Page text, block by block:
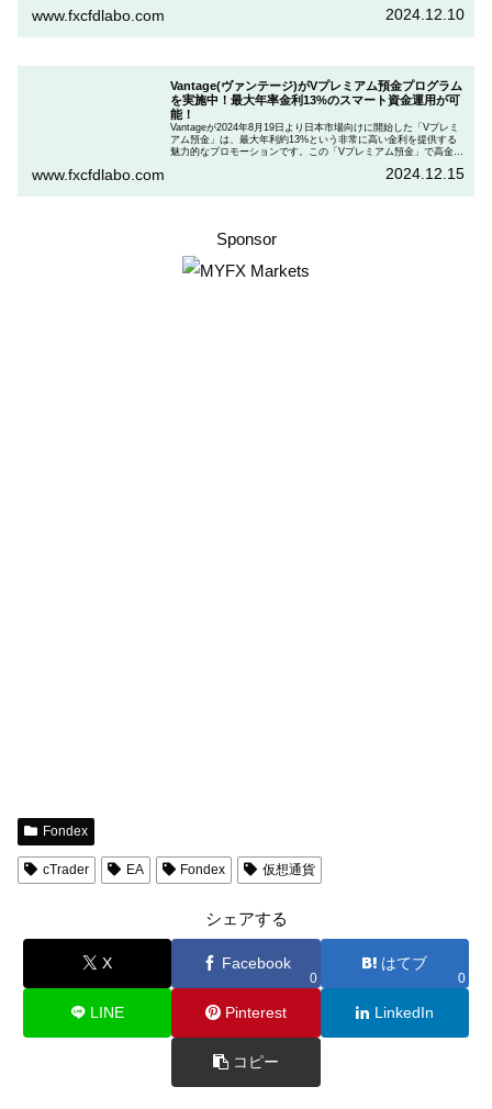
ます。さらに、TradingCultがほぼ定期的に実施している割引コー
www.fxcfdlabo.com 2024.12.10
Vantage(ヴァンテージ)がVプレミアム預金プログラム
を実施中！最大年率金利13%のスマート資金運用が可
能！
Vantageが2024年8月19日より日本市場向けに開始した「Vプレミ
アム預金」は、最大年利約13%という非常に高い金利を提供する
魅力的なプロモーションです。この「Vプレミアム預金」で高金利
「Vプレミアム預金」を行いたい人は、この記事をしっかりと読ん
www.fxcfdlabo.com 2024.12.15
Sponsor
Fondex
cTrader EA Fondex 仮想通貨
シェアする
X Facebook
0
はてブ
0
LINE Pinterest LinkedIn
コピー